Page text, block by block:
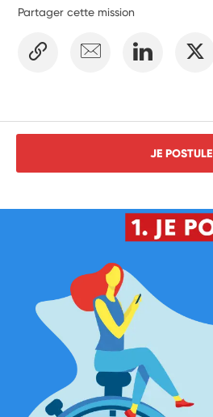
Partager cette mission
JE POSTULE